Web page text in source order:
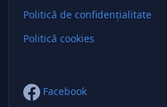
Politică de confidențialitate
Politică cookies
Facebook